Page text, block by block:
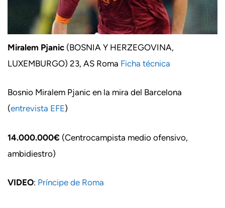
Miralem Pjanic (BOSNIA Y HERZEGOVINA,
LUXEMBURGO) 23, AS Roma Ficha técnica
Bosnio Miralem Pjanic en la mira del Barcelona
(entrevista EFE)
14.000.000€ (Centrocampista medio ofensivo,
ambidiestro)
VIDEO: Príncipe de Roma